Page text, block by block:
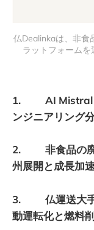
仏Dealinkaは、非食
ラットフォーム
1. AI Mistral
ンジニアリング
2. 非食品の廃
州展開と成長加
3. 仏運送大手
動運転化と燃料